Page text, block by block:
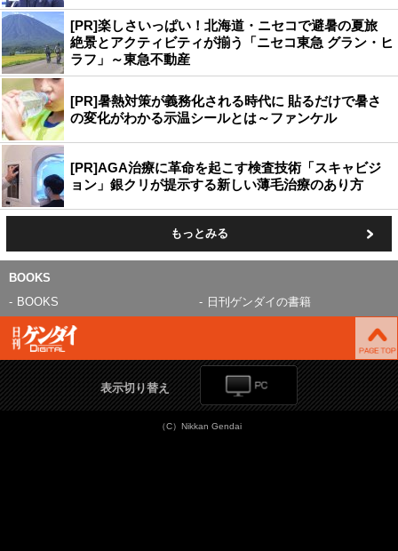
[PR]楽しさいっぱい！北海道・ニセコで避暑の夏旅
絶景とアクティビティが揃う「ニセコ東急 グラン・ヒ
ラフ」～東急不動産
[PR]暑熱対策が義務化される時代に 貼るだけで暑さ
の変化がわかる示温シールとは～ファンケル
[PR]AGA治療に革命を起こす検査技術「スキャビジ
ョン」銀クリが提示する新しい薄毛治療のあり方
もっとみる
BOOKS
BOOKS
日刊ゲンダイの書籍
表示切り替え
（C）Nikkan Gendai